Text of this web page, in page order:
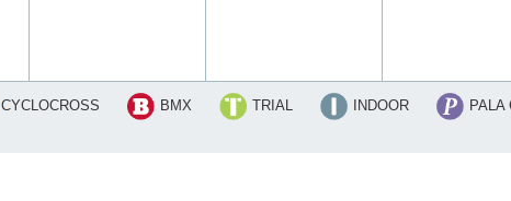
CYCLOCROSS BMX TRIAL INDOOR PALA